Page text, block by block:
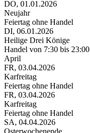
DO, 01.01.2026
Neujahr
Feiertag ohne Handel
DI, 06.01.2026
Heilige Drei Könige
Handel von 7:30 bis 23:00
April
FR, 03.04.2026
Karfreitag
Feiertag ohne Handel
FR, 03.04.2026
Karfreitag
Feiertag ohne Handel
SA, 04.04.2026
Osterwochenende